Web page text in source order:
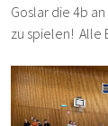
Goslar die 4b
zu spielen! Alle